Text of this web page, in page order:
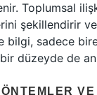
Toplumsal
şekillendirir
bilgi, sadece
düzeyde de
VE